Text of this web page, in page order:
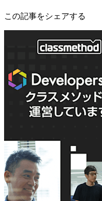
この記事をシェアする